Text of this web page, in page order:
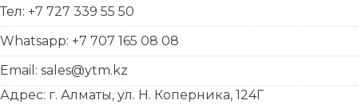
Тел: +7 727 339 55 50
Whatsapp: +7 707 165 08 08
Email: sales@ytm.kz
Адрес: г. Алматы, ул. Н. Коперника, 124Г